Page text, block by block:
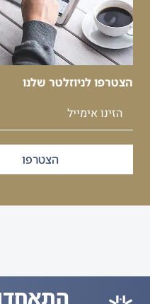
הצטרפו לניוזלטר שלנו
הצטרפו